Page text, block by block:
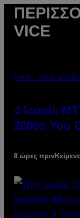
VICE
PHOTO: PETER
4 Iconic
2000s You
8 ώρες πριν